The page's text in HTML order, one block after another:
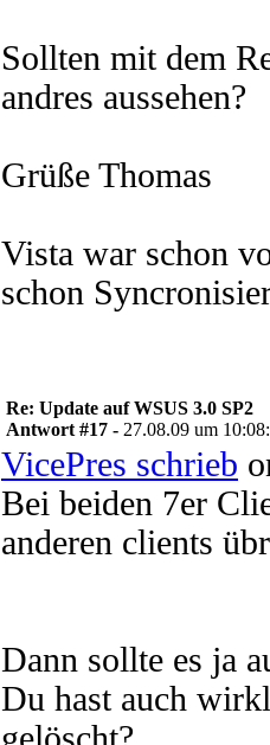
Sollten mit dem
andres aussehen?
Grüße Thomas
Vista war schon
schon
Re: Update auf WSUS 3.0 SP2
Antwort #17 - 27.08.09 um
VicePres schrieb
Bei beiden 7er
anderen clients
Dann sollte es ja
Du hast auch